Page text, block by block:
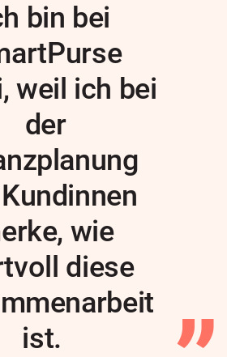
bin bei
weil ich bei
der
wie
diese
ist.